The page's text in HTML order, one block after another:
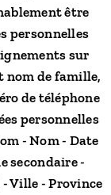
être
personnelles
sur
nom de famille,
de téléphone
personnelles
- Nom - Date
secondaire -
- Ville - Province